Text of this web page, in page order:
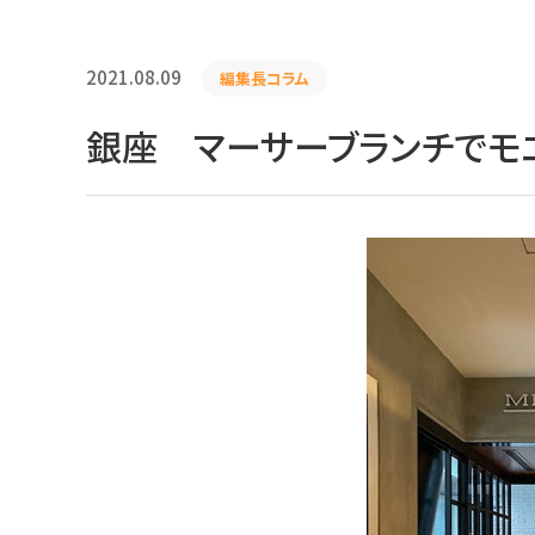
2021.08.09 編集長コラム
銀座 マーサーブランチでモ